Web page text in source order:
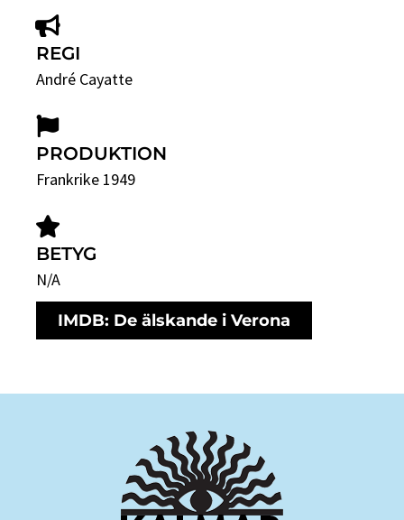
REGI
André Cayatte
PRODUKTION
Frankrike 1949
BETYG
N/A
IMDB: De älskande i Verona